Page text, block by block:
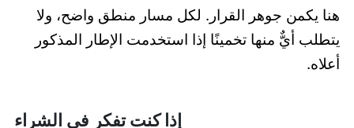
هنا يكمن جوهر القرار. لكل مسار منطق واضح، ولا
يتطلب أيٌّ منها تخمينًا إذا استخدمت الإطار المذكور
أعلاه.
إذا كنت تفكر في الشراء